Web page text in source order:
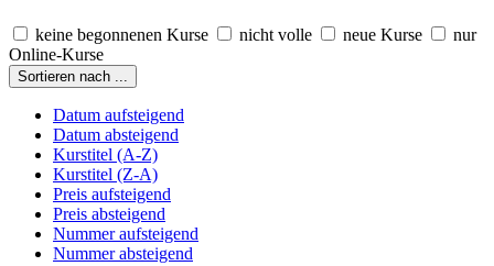
keine begonnenen Kurse nicht volle neue Kurse
nur
Online-Kurse
Sortieren nach ...
Datum aufsteigend
Datum absteigend
Kurstitel (A-Z)
Kurstitel (Z-A)
Preis aufsteigend
Preis absteigend
Nummer aufsteigend
Nummer absteigend